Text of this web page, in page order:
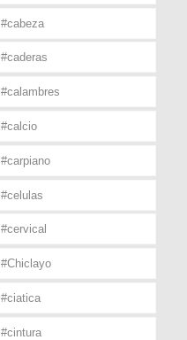
#cabeza
#caderas
#calambres
#calcio
#carpiano
#celulas
#cervical
#Chiclayo
#ciatica
#cintura